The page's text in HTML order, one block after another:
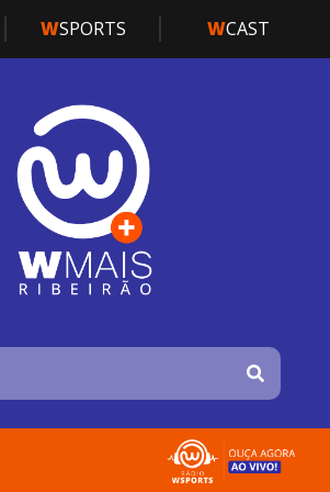
WSPORTS WCAST